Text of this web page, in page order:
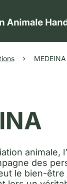
MEDEINA
animale,
des
le bien-être